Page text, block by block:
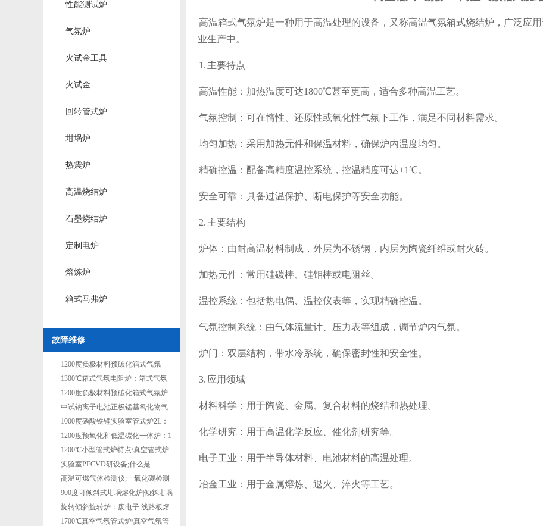
性能测试炉
气氛炉
火试金工具
火试金
回转管式炉
坩埚炉
热震炉
高温烧结炉
石墨烧结炉
定制电炉
熔炼炉
箱式马弗炉
故障维修
1200度负极材料预碳化箱式气氛
炉：3公斤
1300℃箱式气氛电阻炉：箱式气氛
烧结炉
1200度负极材料预碳化箱式气氛炉
10kg：2排1列箱式气氛炉
中试钠离子电池正极锰基氧化物气
氛烧结炉：2排1列箱式气氛炉
1000度磷酸铁锂实验室管式炉2L：
小型磷酸铁锂回转煅烧炉
1200度预氧化和低温碳化一体炉：1
排1列负极材料预碳化箱式气
1200℃小型管式炉特点\真空管式炉
实验室PECVD研设备;什么是
PECVD?
高温可燃气体检测仪;一氧化碳检测
仪
900度可倾斜式坩埚熔化炉|倾斜坩埚
式熔炼炉
旋转倾斜旋转炉：废电子 线路板熔
融炉
1700℃真空气氛管式炉\真空气氛管
高温箱式气氛炉是一种用于高温处理的设备，又称高温气氛箱式烧结炉，广泛应
业生产中。
1. 主要特点
高温性能：加热温度可达1800℃甚至更高，适合多种高温工艺。
气氛控制：可在惰性、还原性或氧化性气氛下工作，满足不同材料需求。
均匀加热：采用加热元件和保温材料，确保炉内温度均匀。
精确控温：配备高精度温控系统，控温精度可达±1℃。
安全可靠：具备过温保护、断电保护等安全功能。
2. 主要结构
炉体：由耐高温材料制成，外层为不锈钢，内层为陶瓷纤维或耐火砖。
加热元件：常用硅碳棒、硅钼棒或电阻丝。
温控系统：包括热电偶、温控仪表等，实现精确控温。
气氛控制系统：由气体流量计、压力表等组成，调节炉内气氛。
炉门：双层结构，带水冷系统，确保密封性和安全性。
3. 应用领域
材料科学：用于陶瓷、金属、复合材料的烧结和热处理。
化学研究：用于高温化学反应、催化剂研究等。
电子工业：用于半导体材料、电池材料的高温处理。
冶金工业：用于金属熔炼、退火、淬火等工艺。